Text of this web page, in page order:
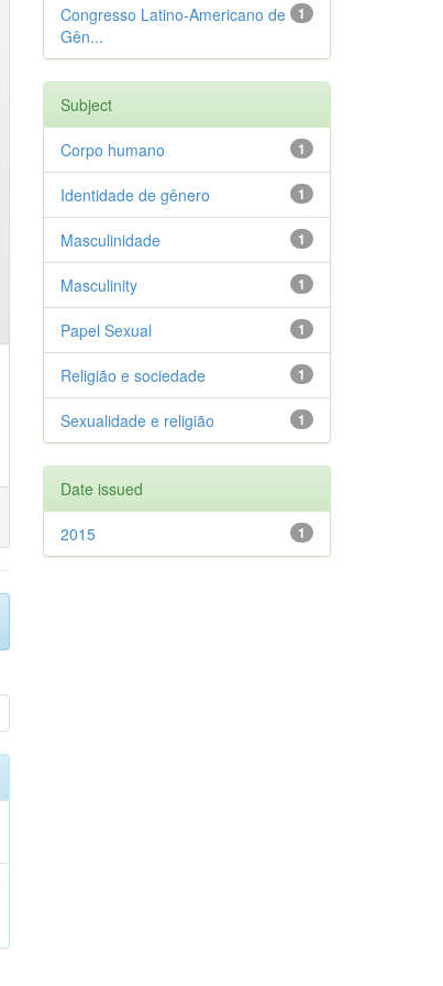
1
Congresso Latino-Americano de
Gên...
Subject
1
Corpo humano
1
Identidade de gênero
1
Masculinidade
1
Masculinity
1
Papel Sexual
1
Religião e sociedade
1
Sexualidade e religião
Date issued
1
2015